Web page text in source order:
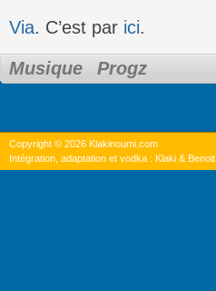
Via. C’est par ici.
Musique Progz
Copyright © 2026 Klakinoumi.com
Intégration, adaptation et vodka : Klaki & Benoit